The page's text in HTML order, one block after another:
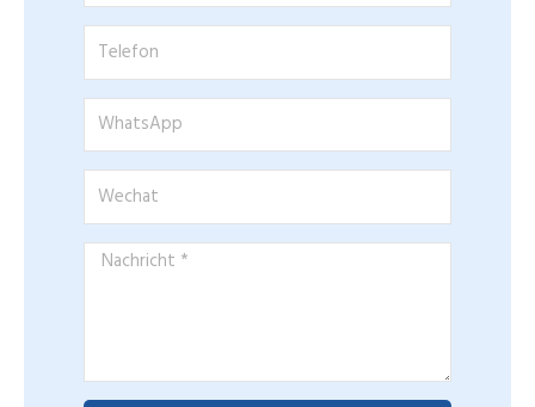
Telefon
WhatsApp
Wechat
Nachricht